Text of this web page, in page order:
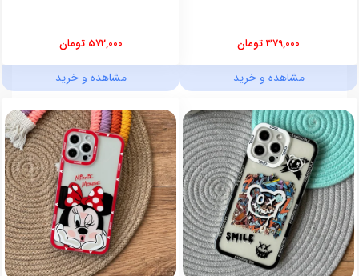
379,000 تومان
مشاهده و خرید
572,000 تومان
مشاهده و خرید